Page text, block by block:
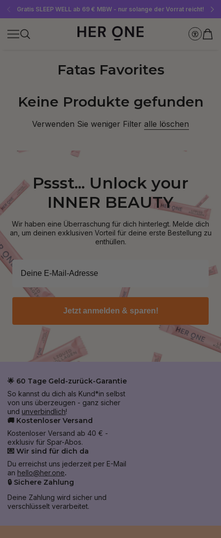
Gratis SLEEP WELL ab 69 € MBW - nur solange der Vorrat reicht!
Jetzt Newsletter abonnieren und 10 €-Gutschein sichern
Bis zu 30 % sparen mit unseren Spar-Abos
Fatas Favorites
Keine Produkte gefunden
Verwenden Sie weniger Filter alle löschen
Pssst... Unlock your
INNER BEAUTY
Wir haben eine Überraschung für dich hinterlegt. Melde dich
an, um deinen exklusiven Vorteil für deine erste Bestellung zu
enthüllen.
Jetzt anmelden & sparen!
🌟 60 Tage Geld-zurück-Garantie
So kannst du dich als Kund*in selbst
von uns überzeugen - ganz sicher
und unverbindlich!
🚚 Kostenloser Versand
Kostenloser Versand ab 40 € -
exklusiv für Spar-Abos.
💌 Wir sind für dich da
Du erreichst uns jederzeit per E-Mail
an hello@her.one.
🔒 Sichere Zahlung
Deine Zahlung wird sicher und
verschlüsselt verarbeitet.